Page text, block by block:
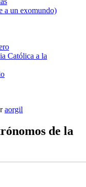
a un exomundo)
Católica a la
aorgil
de la